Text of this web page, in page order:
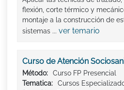
flexión, corte térmico y
montaje a la construcción de
sistemas ... ver temario
Curso de Atención
Método:
Curso FP Presencial
Tematica:
Cursos